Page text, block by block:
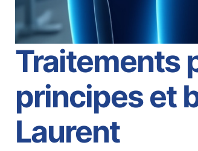
Traitements
principes et
Laurent